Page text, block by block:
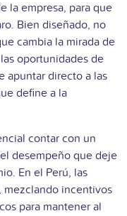
la empresa, para que
Bien diseñado, no
cambia la mirada de
oportunidades de
apuntar directo a las
define a la
contar con un
desempeño que deje
En el Perú, las
mezclando incentivos
para mantener al